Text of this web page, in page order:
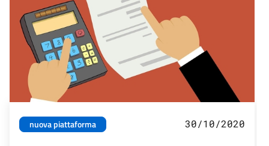
nuova piattaforma 30/10/2020